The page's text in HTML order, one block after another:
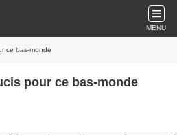
MENU
ce bas-monde
pour ce bas-monde